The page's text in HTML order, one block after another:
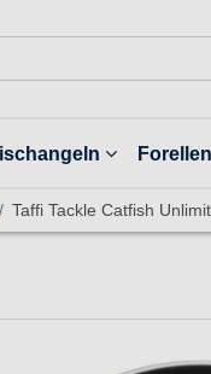
Taffi Tackle Catfish